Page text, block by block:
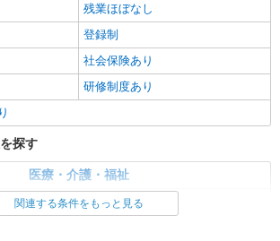
残業ほぼなし
登録制
社会保険あり
研修制度あり
探す
医療・介護・福祉
関連する条件をもっと見る